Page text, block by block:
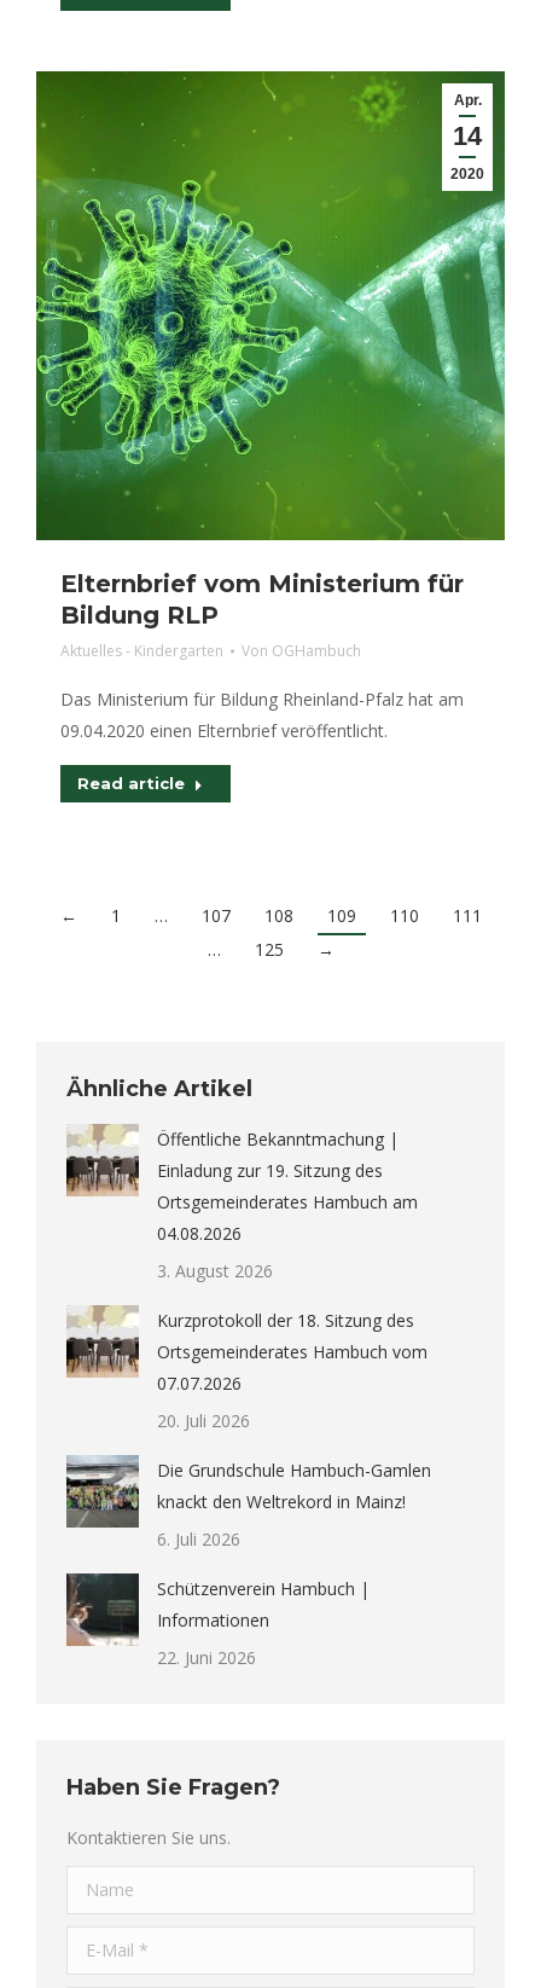
Apr.
14
2020
Elternbrief vom Ministerium für
Bildung RLP
Aktuelles - Kindergarten Von OGHambuch
Das Ministerium für Bildung Rheinland-Pfalz hat am
09.04.2020 einen Elternbrief veröffentlicht.
Read article
← 1 … 107 108 109 110
111
…
125 →
Ähnliche Artikel
Öffentliche Bekanntmachung |
Einladung zur 19. Sitzung des
Ortsgemeinderates Hambuch am
04.08.2026
3. August 2026
Kurzprotokoll der 18. Sitzung des
Ortsgemeinderates Hambuch vom
07.07.2026
20. Juli 2026
Die Grundschule Hambuch-Gamlen
knackt den Weltrekord in Mainz!
6. Juli 2026
Schützenverein Hambuch |
Informationen
22. Juni 2026
Haben Sie Fragen?
Kontaktieren Sie uns.
Name
E-Mail *